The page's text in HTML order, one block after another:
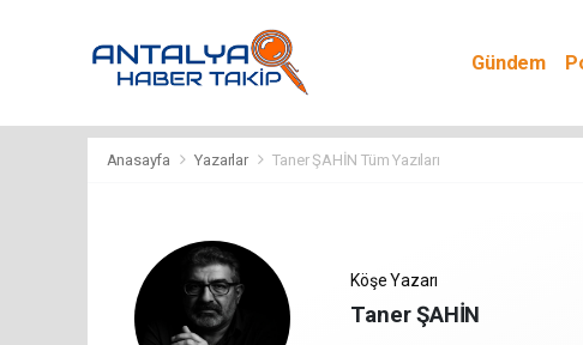
Gündem
Anasayfa Yazarlar Taner ŞAHİN Tüm Yazıları
Köşe Yazarı
Taner ŞAHİN